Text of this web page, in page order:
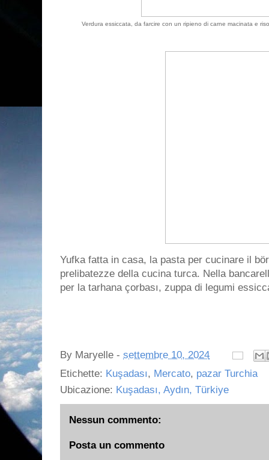
Verdura essiccata, da farcire con un ripieno di carne macinata e
Yufka fatta in casa, la pasta per cucinare il
prelibatezze della cucina turca. Nella
per la tarhana çorbası, zuppa di legumi
By Maryelle - settembre 10, 2024
Etichette: Kuşadası, Mercato, pazar Turchia
Ubicazione: Kuşadası, Aydın, Türkiye
Nessun commento:
Posta un commento